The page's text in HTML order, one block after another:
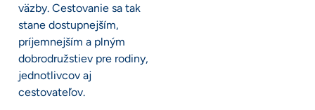
väzby. Cestovanie sa tak
stane dostupnejším,
príjemnejším a plným
dobrodružstiev pre rodiny,
jednotlivcov aj
cestovateľov.